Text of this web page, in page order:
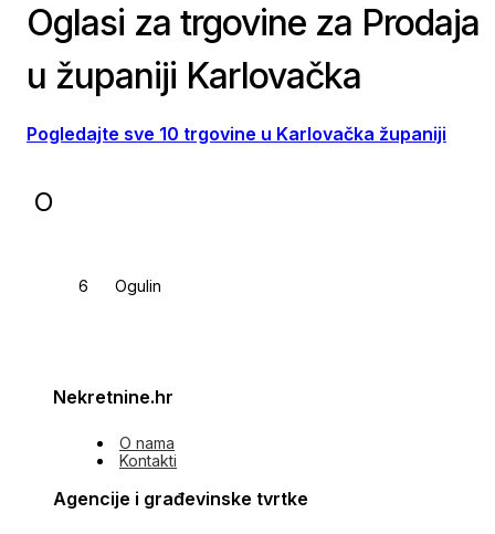
Oglasi za trgovine za Prodaja
u županiji Karlovačka
Pogledajte sve 10 trgovine u Karlovačka županiji
O
Ogulin
Nekretnine.hr
O nama
Kontakti
Agencije i građevinske tvrtke